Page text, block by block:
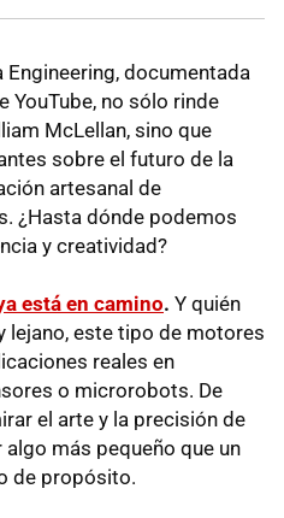
Engineering, documentada
YouTube, no sólo rinde
McLellan, sino que
sobre el futuro de la
artesanal de
¿Hasta dónde podemos
y creatividad?
está en camino. Y quién
lejano, este tipo de motores
reales en
o microrobots. De
el arte y la precisión de
más pequeño que un
de propósito.